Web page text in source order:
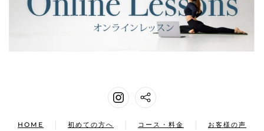
HOME 初めての方へ コース・料金
お客様の声